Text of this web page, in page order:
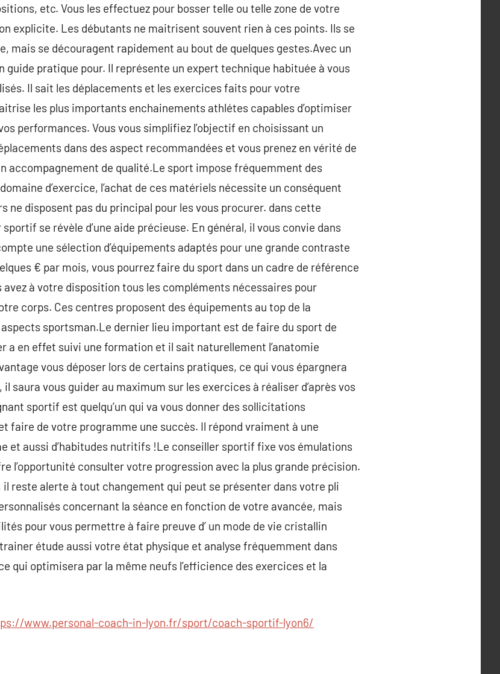
etc. Vous les effectuez pour bosser telle ou telle zone de votre
explicite. Les débutants ne maitrisent souvent rien à ces points. Ils se
mais se découragent rapidement au bout de quelques gestes.Avec un
guide pratique pour. Il représente un expert technique habituée à vous
Il sait les déplacements et les exercices faits pour votre
les plus importants enchainements athlétes capables d’optimiser
performances. Vous vous simplifiez l’objectif en choisissant un
dans des aspect recommandées et vous prenez en vérité de
accompagnement de qualité.Le sport impose fréquemment des
d’exercice, l’achat de ces matériels nécessite un conséquent
ne disposent pas du principal pour les vous procurer. dans cette
se révèle d’une aide précieuse. En général, il vous convie dans
une sélection d’équipements adaptés pour une grande contraste
€ par mois, vous pourrez faire du sport dans un cadre de référence
avez à votre disposition tous les compléments nécessaires pour
corps. Ces centres proposent des équipements au top de la
sportsman.Le dernier lieu important est de faire du sport de
a en effet suivi une formation et il sait naturellement l’anatomie
vous déposer lors de certains pratiques, ce qui vous épargnera
saura vous guider au maximum sur les exercices à réaliser d’après vos
sportif est quelqu’un qui va vous donner des sollicitations
faire de votre programme une succès. Il répond vraiment à une
et aussi d’habitudes nutritifs !Le conseiller sportif fixe vos émulations
l’opportunité consulter votre progression avec la plus grande précision.
reste alerte à tout changement qui peut se présenter dans votre pli
concernant la séance en fonction de votre avancée, mais
pour vous permettre à faire preuve d’ un mode de vie cristallin
étude aussi votre état physique et analyse fréquemment dans
qui optimisera par la même neufs l’efficience des exercices et la
www.personal-coach-in-lyon.fr/sport/coach-sportif-lyon6/